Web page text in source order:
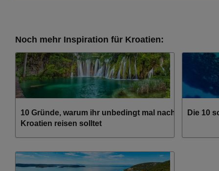
Noch mehr Inspiration für Kroatien:
10 Gründe, warum ihr unbedingt mal nach
Kroatien reisen solltet
Die 10